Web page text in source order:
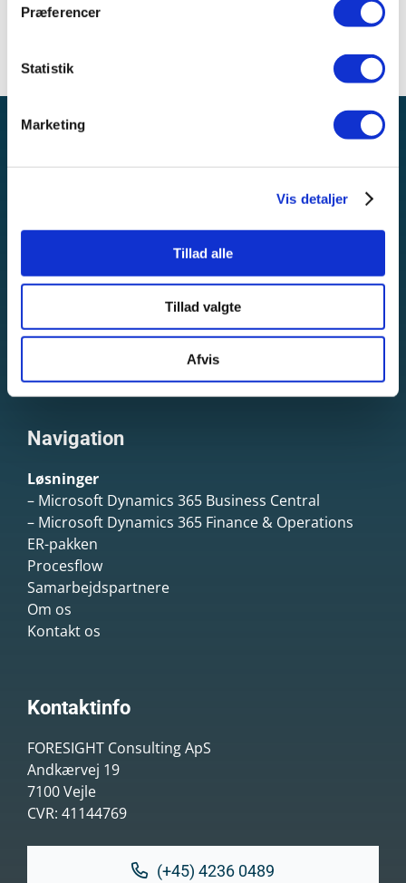
Præferencer
Statistik
Marketing
Vis detaljer
Tillad alle
Tillad valgte
Afvis
Om FORESIGHT Consulting ApS
FORESIGHT er specialister i dokumentarkitektur til
dit Microsoft Dynamics 365 ERP-system.
FORESIGHT har bl.a. stærke kompetencer indenfor
dokumentløsningerne FORNAV og Electronic
Navigation
Løsninger
– Microsoft Dynamics 365 Business Central
– Microsoft Dynamics 365 Finance & Operations
ER-pakken
Procesflow
Samarbejdspartnere
Om os
Kontakt os
Kontaktinfo
FORESIGHT Consulting ApS
Andkærvej 19
7100 Vejle
CVR: 41144769
(+45) 4236 0489